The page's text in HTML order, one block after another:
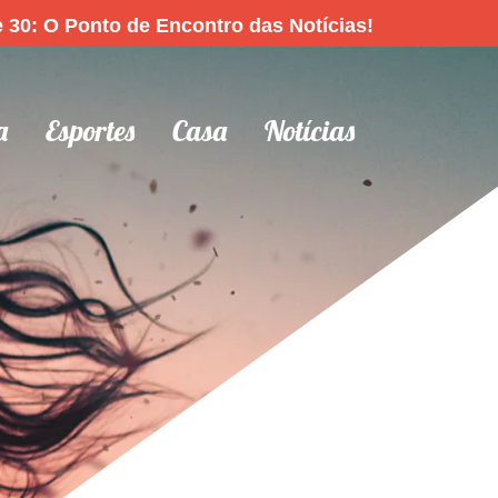
30: O Ponto de Encontro das Notícias!
Esportes Casa Notícias